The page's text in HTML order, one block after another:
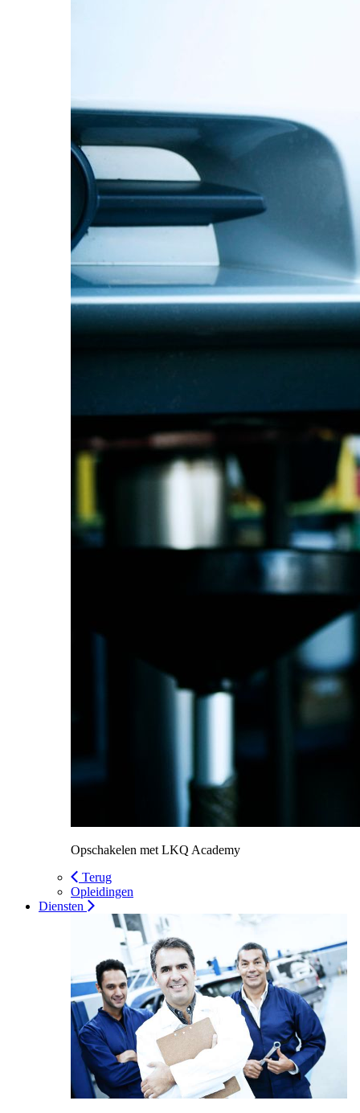
Opschakelen met LKQ Academy
Terug
Opleidingen
Diensten